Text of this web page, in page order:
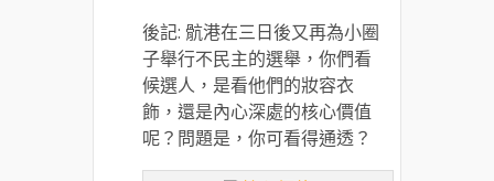
後記: 骯港在三日後又再為小圈
子舉行不民主的選舉，你們看
候選人，是看他們的妝容衣
飾，還是內心深處的核心價值
呢？問題是，你可看得通透？